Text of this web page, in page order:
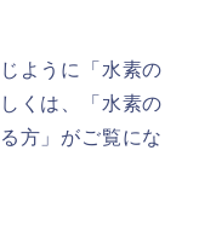
ように「水素の
くは、「水素の
方」がご覧にな